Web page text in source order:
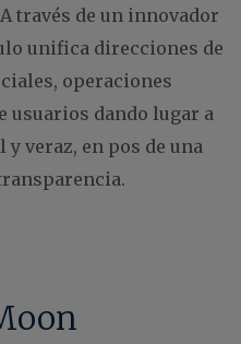
través de un innovador
unifica direcciones de
operaciones
usuarios dando lugar a
veraz, en pos de una